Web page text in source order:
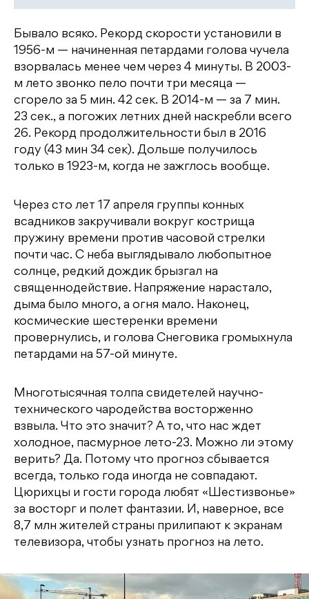
Бывало всяко. Рекорд скорости установили в
1956-м — начиненная петардами голова чучела
взорвалась менее чем через 4 минуты. В 2003-
м лето звонко пело почти три месяца —
сгорело за 5 мин. 42 сек. В 2014-м — за 7 мин.
23 сек., а погожих летних дней наскребли всего
26. Рекорд продолжительности был в 2016
году (43 мин 34 сек). Дольше получилось
только в 1923-м, когда не зажглось вообще.
Через сто лет 17 апреля группы конных
всадников закручивали вокруг кострища
пружину времени против часовой стрелки
почти час. С неба выглядывало любопытное
солнце, редкий дождик брызгал на
священнодействие. Напряжение нарастало,
дыма было много, а огня мало. Наконец,
космические шестеренки времени
провернулись, и голова Снеговика громыхнула
петардами на 57-ой минуте.
Многотысячная толпа свидетелей научно-
технического чародейства восторженно
взвыла. Что это значит? А то, что нас ждет
холодное, пасмурное лето-23. Можно ли этому
верить? Да. Потому что прогноз сбывается
всегда, только года иногда не совпадают.
Цюрихцы и гости города любят «Шестизвонье»
за восторг и полет фантазии. И, наверное, все
8,7 млн жителей страны прилипают к экранам
телевизора, чтобы узнать прогноз на лето.